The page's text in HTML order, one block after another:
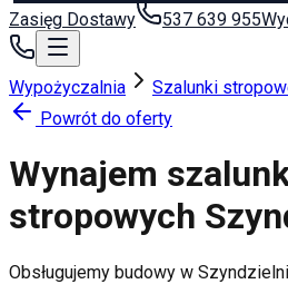
Zasięg Dostawy
537 639 955
Wypożyczalnia Szalunki
Powrót do oferty
Wynajem
stropowych
Obsługujemy budowy w